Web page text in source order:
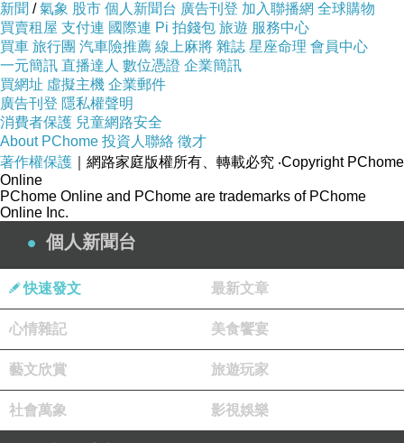
25?濃度胺基酸洗顏霜系列。保養步驟裡最重要的就是做好第
一步的臉部清潔。一整天下來，肌膚上累積的可怕出油量、空
新聞 /氣象 股市 個人新聞台 廣告刊登 加入聯播網 全球購物
買賣租屋 支付連 國際連 Pi 拍錢包 旅遊 服務中心
買車 旅行團 汽車險推薦 線上麻將 雜誌 星座命理 會員中心
一元簡訊 直播達人 數位憑證 企業簡訊
買網址 虛擬主機 企業郵件
廣告刊登 隱私權聲明
消費者保護 兒童網路安全
About PChome 投資人聯絡 徵才
著作權保護 ｜網路家庭版權所有、轉載必究 ‧Copyright PChome
Online
PChome Online and PChome are trademarks of PChome
Online Inc.
個人新聞台
快速發文 最新文章
心情雜記 美食饗宴
藝文欣賞 旅遊玩家
社會萬象 影視娛樂